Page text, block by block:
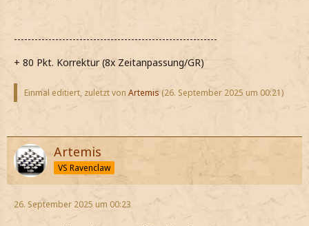
-----------------------------------------------------------
+ 80 Pkt. Korrektur (8x Zeitanpassung/GR)
Einmal editiert, zuletzt von Artemis(26. September 2025 um 00:21)
Artemis
VS Ravenclaw
26. September 2025 um 00:23